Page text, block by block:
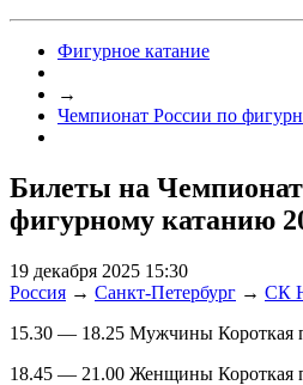
Фигурное катание
→
Чемпионат России по
Билеты на
фигурному катанию
19 декабря 2025 15:30
Россия → Санкт-Петербург → СК
15.30 — 18.25 Мужчины Короткая
18.45 — 21.00 Женщины Короткая